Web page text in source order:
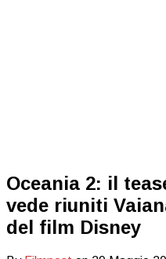
Oceania 2: il
vede riuniti
del film Disney